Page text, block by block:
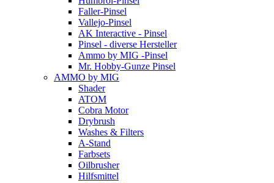
Faller-Pinsel
Vallejo-Pinsel
AK Interactive - Pinsel
Pinsel - diverse Hersteller
Ammo by MIG -Pinsel
Mr. Hobby-Gunze Pinsel
AMMO by MIG
Shader
ATOM
Cobra Motor
Drybrush
Washes & Filters
A-Stand
Farbsets
Oilbrusher
Hilfsmittel